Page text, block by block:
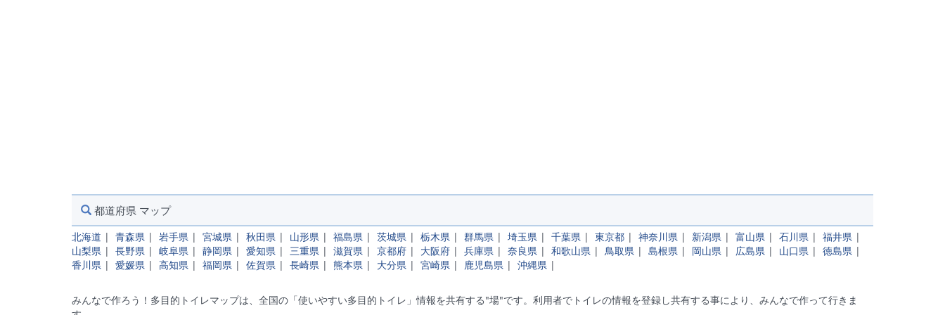
都道府県 マップ
北海道 | 青森県 | 岩手県 | 宮城県 | 秋田県 | 山形県 | 福島県 | 茨城県 | 栃木県 | 群馬県 | 埼玉県 | 千葉県 | 東京都 | 神奈川県 | 新潟県 | 富山県 | 石川県 | 福井県 |
山梨県 | 長野県 | 岐阜県 | 静岡県 | 愛知県 | 三重県 | 滋賀県 | 京都府 | 大阪府 | 兵庫県 | 奈良県 | 和歌山県 | 鳥取県 | 島根県 | 岡山県 | 広島県 | 山口県 | 徳島県 |
香川県 | 愛媛県 | 高知県 | 福岡県 | 佐賀県 | 長崎県 | 熊本県 | 大分県 | 宮崎県 | 鹿児島県 | 沖縄県 |
みんなで作ろう！多目的トイレマップは、全国の「使いやすい多目的トイレ」情報を共有する"場"です。利用者でトイレの情報を登録し共有する事により、みんなで作って行きま